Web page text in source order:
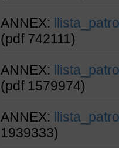
ANNEX:
(pdf 742111)
ANNEX:
(pdf 1579974)
ANNEX:
1939333)